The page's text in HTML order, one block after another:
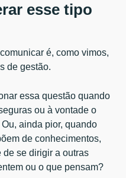
esse tipo
é, como vimos,
de gestão.
essa questão quando
ou à vontade o
ainda pior, quando
de conhecimentos,
de se dirigir a outras
ou o que pensam?